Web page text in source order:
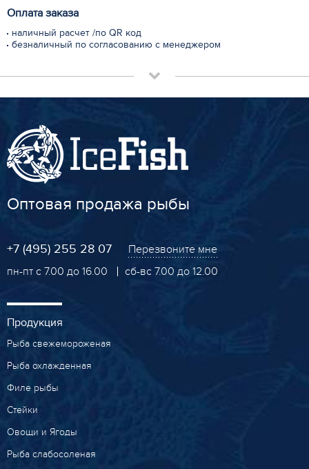
Оплата заказа
наличный расчет /по QR код
безналичный по согласованию с менеджером
Оптовая продажа рыбы
+7 (495) 255 28 07
Перезвоните мне
пн-пт с 7.00 до 16.00
сб-вс 7.00 до 12.00
Продукция
Рыба свежемороженая
Рыба охлажденная
Филе рыбы
Стейки
Овощи и Ягоды
Рыба слабосоленая